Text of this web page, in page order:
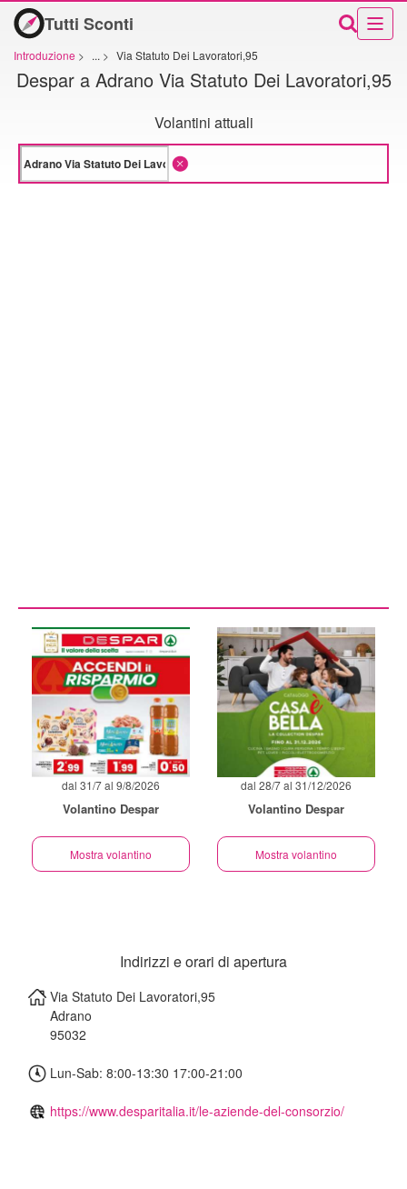
Tutti Sconti
Introduzione > ... > Via Statuto Dei Lavoratori,95
Despar a Adrano Via Statuto Dei Lavoratori,95
Volantini attuali
dal 31/7 al 9/8/2026
Volantino Despar
Mostra volantino
dal 28/7 al 31/12/2026
Volantino Despar
Mostra volantino
Indirizzi e orari di apertura
Via Statuto Dei Lavoratori,95
Adrano
95032
Lun-Sab: 8:00-13:30 17:00-21:00
https://www.desparitalia.it/le-aziende-del-consorzio/